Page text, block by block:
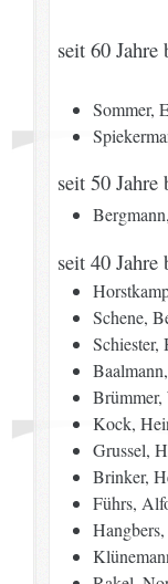
seit 60 Jahre
Sommer,
seit 50 Jahre
seit 40 Jahre
Schene,
Schiester,
Kock,
Grussel,
Brinker,
Führs,